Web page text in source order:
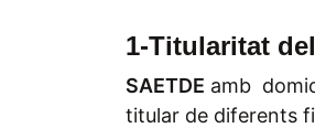
1-Titularitat
SAETDE amb
titular de diferents